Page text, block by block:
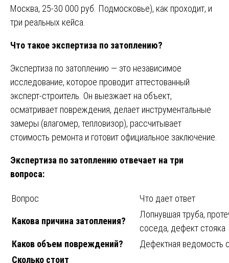
Москва, 25-30 000 руб. Подмосковье), как проходит, и
три реальных кейса.
Что такое экспертиза по затоплению?
Экспертиза по затоплению — это независимое
исследование, которое проводит аттестованный
эксперт-строитель. Он выезжает на объект,
осматривает повреждения, делает инструментальные
замеры (влагомер, тепловизор), рассчитывает
стоимость ремонта и готовит официальное заключение.
Экспертиза по затоплению отвечает на три
вопроса:
Вопрос Что дает ответ
Какова причина затопления?
Лопнувшая труба,
соседа, дефект стояка
Каков объем повреждений?
Дефектная ведомость
Сколько стоит